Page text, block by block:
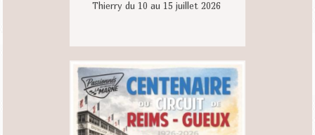
Thierry du 10 au 15 juillet 2026